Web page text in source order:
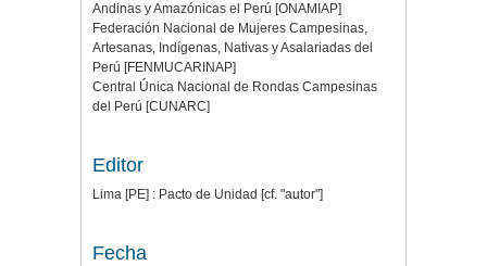
Andinas y Amazónicas el Perú [ONAMIAP]
Federación Nacional de Mujeres Campesinas,
Artesanas, Indígenas, Nativas y Asalariadas del
Perú [FENMUCARINAP]
Central Única Nacional de Rondas Campesinas
del Perú [CUNARC]
Editor
Lima [PE] : Pacto de Unidad [cf. "autor"]
Fecha